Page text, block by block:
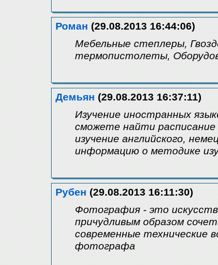
Роман (29.08.2013 16:44:06)
Мебельные степлеры,
термопистолеты,
Демьян (29.08.2013 16:37:11)
Изучение иностранных
сможете найти
изучение английского,
информацию о методике
Рубен (29.08.2013 16:11:30)
Фотография - это
причудливым образом
современные технические
фотографа